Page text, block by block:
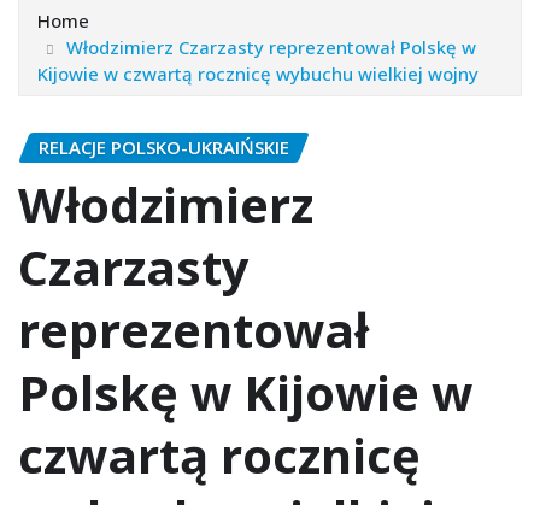
Home
Włodzimierz Czarzasty reprezentował Polskę w
Kijowie w czwartą rocznicę wybuchu wielkiej wojny
RELACJE POLSKO-UKRAIŃSKIE
Włodzimierz
Czarzasty
reprezentował
Polskę w Kijowie w
czwartą rocznicę